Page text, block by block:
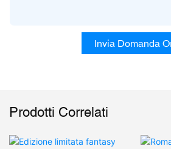
Invia Domanda
Prodotti Correlati